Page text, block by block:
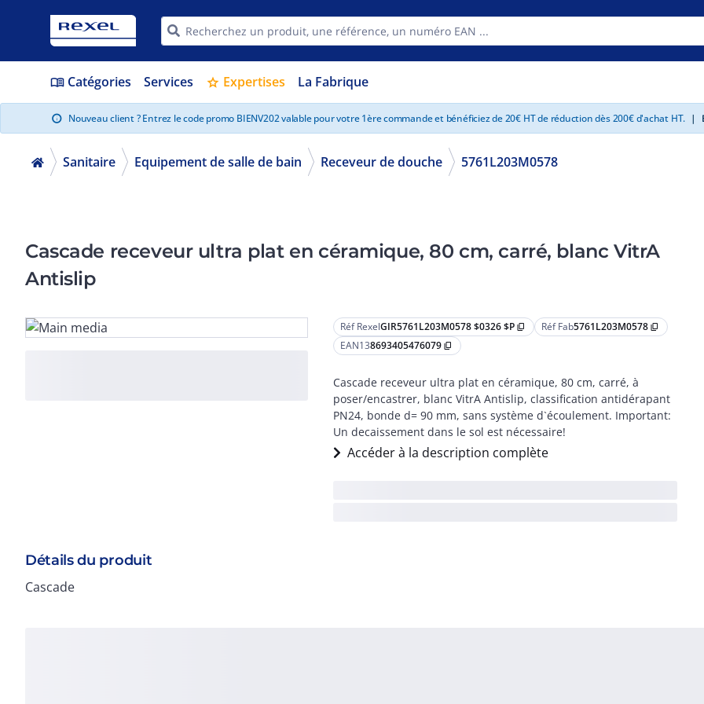
menu_book Catégories Services star Expertises La Fabrique
info Nouveau client ? Entrez le code promo BIENV202 valable pour votre 1ère commande et bénéficiez de 20€ HT de réduction dès 200€ d'achat HT. |
Sanitaire Equipement de salle de bain Receveur de douche 5761L203M0578
Cascade receveur ultra plat en céramique, 80 cm, carré, blanc VitrA
Antislip
Réf RexelGIR5761L203M0578 $0326 $P content_copy Réf Fab5761L203M0578 content_copy
EAN138693405476079 content_copy
Cascade receveur ultra plat en céramique, 80 cm, carré, à
poser/encastrer, blanc VitrA Antislip, classification antidérapant
PN24, bonde d= 90 mm, sans système d`écoulement. Important:
Un decaissement dans le sol est nécessaire!
Accéder à la description complète
Détails du produit
Cascade